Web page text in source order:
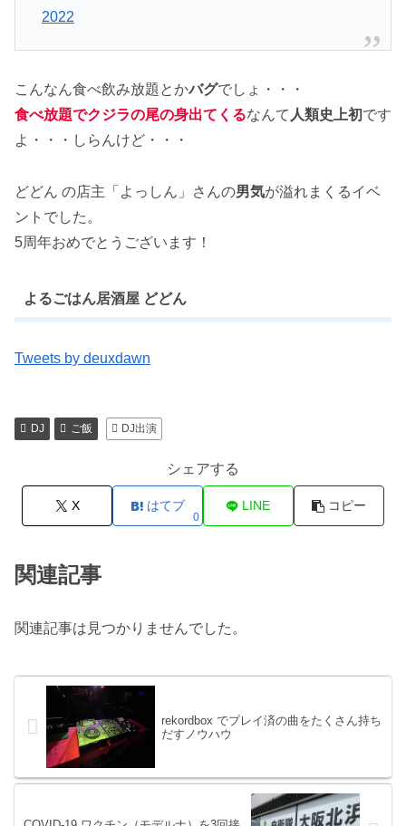
2022
こんなん食べ飲み放題とかバグでしょ・・・
食べ放題でクジラの尾の身出てくるなんて 人類史上初です
よ・・・しらんけど・・・
どどん の店主「よっしん」さんの男気が溢れまくるイベ
ントでした。
5周年おめでとうございます！
よるごはん居酒屋 どどん
Tweets by deuxdawn
DJ ご飯 DJ出演
シェアする
X はてブ
0
LINE コピー
関連記事
関連記事は見つかりませんでした。
rekordbox でプレイ済の曲をたくさん持ち
だすノウハウ